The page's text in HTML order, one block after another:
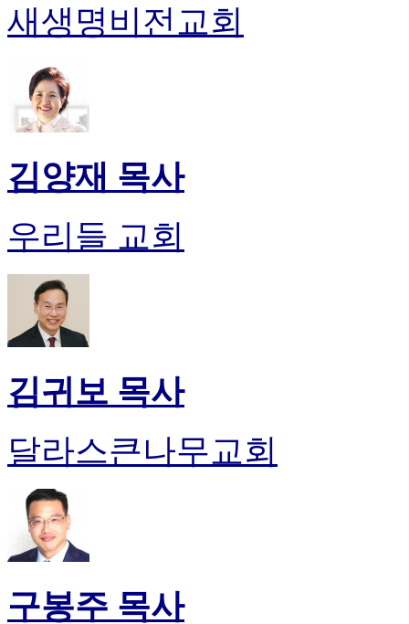
새생명비전교회
김양재 목사
우리들 교회
김귀보 목사
달라스큰나무교회
구봉주 목사